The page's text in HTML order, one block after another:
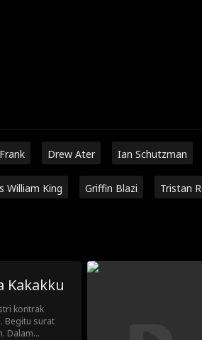
Drew Ater Ian Schutzman
William King Griffin Blazi Tristan
Kakakku
kontrak
Begitu surat
Dalam